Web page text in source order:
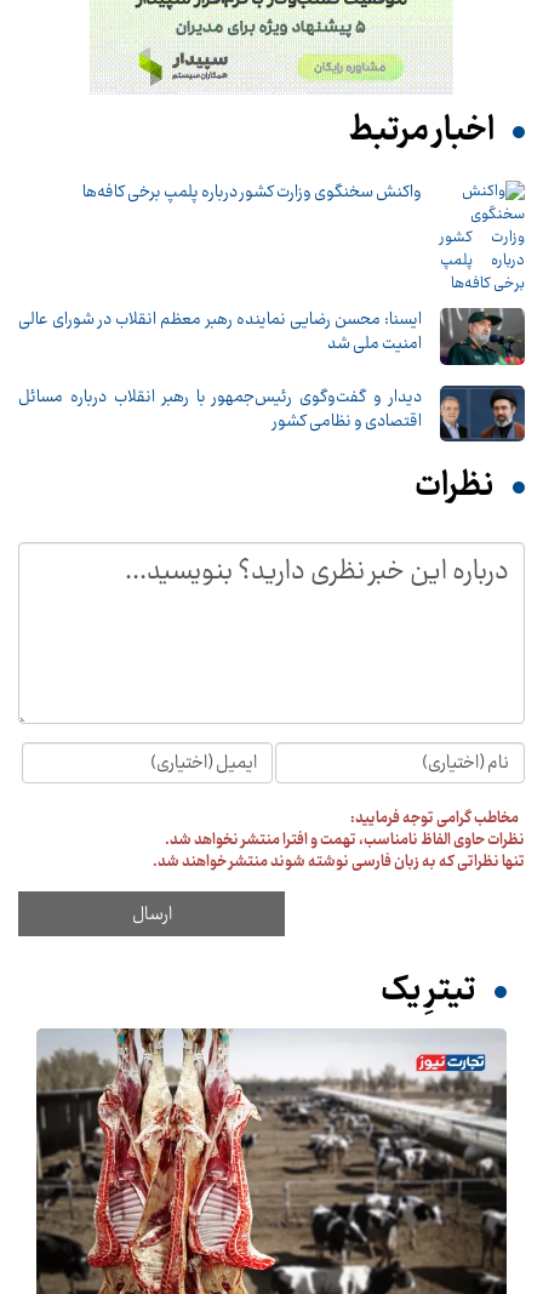
اخبار مرتبط
واکنش سخنگوی وزارت کشور درباره پلمپ برخی کافه‌ها
ایسنا: محسن رضایی نماینده رهبر معظم انقلاب در شورای عالی
امنیت ملی شد
دیدار و گفت‌وگوی رئیس‌جمهور با رهبر انقلاب درباره مسائل
اقتصادی و نظامی کشور
نظرات
مخاطب گرامی توجه فرمایید:
نظرات حاوی الفاظ نامناسب، تهمت و افترا منتشر نخواهد شد.
تنها نظراتی که به زبان فارسی نوشته شوند منتشر خواهند شد.
تیترِ یک